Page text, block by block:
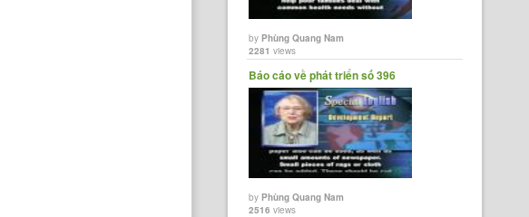
byPhùng Quang Nam
2281 views
Báo cáo về phát triển số 396
byPhùng Quang Nam
2516 views